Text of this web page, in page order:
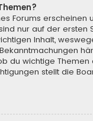
Forums erscheinen
nur auf der ersten
Inhalt,
du wichtige Themen
stellt die